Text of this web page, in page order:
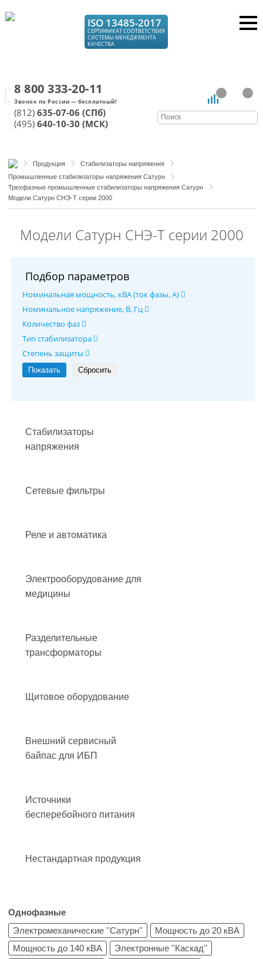
ISO 13485-2017
СЕРТИФИКАТ СООТВЕТСТВИЯ
СИСТЕМЫ МЕНЕДЖМЕНТА
КАЧЕСТВА
8 800 333-20-11
(812) 635-07-06 (СПб)
(495) 640-10-30 (МСК)
Продукция
Стабилизаторы напряжения
Промышленные стабилизаторы напряжения Сатурн
Трехфазные промышленные стабилизаторы напряжения Сатурн
Модели Сатурн СНЭ-Т серии 2000
Модели Сатурн СНЭ-Т серии 2000
Подбор параметров
Номинальная мощность, кВА (ток фазы, А)
Номинальное напряжение, В, Гц
Количество фаз
Тип стабилизатора
Степень защиты
Стабилизаторы
напряжения
Сетевые фильтры
Реле и автоматика
Электрооборудование для
медицины
Разделительные
трансформаторы
Щитовое оборудование
Внешний сервисный
байпас для ИБП
Источники
бесперебойного питания
Нестандартная продукция
Однофазные
Электромеханические ''Сатурн''
Мощность до 20 кВА
Мощность до 140 кВА
Электронные ''Каскад''